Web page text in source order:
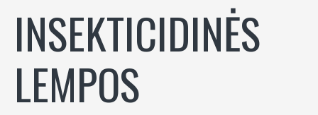
INSEKTICIDINĖS
LEMPOS